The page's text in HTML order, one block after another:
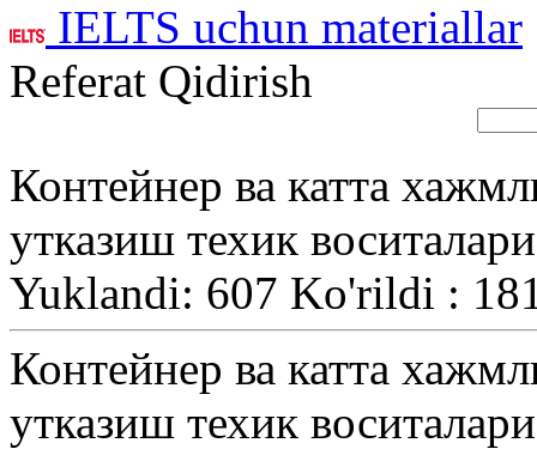
IELTS uchun materiallar
Referat Qidirish
Контейнер ва катта
утказиш техик воситалари
Yuklandi: 607 Ko'rildi :
Контейнер ва катта
утказиш техик воситалари